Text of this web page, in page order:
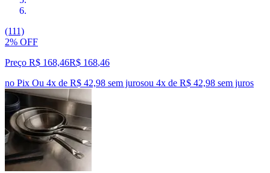
(111)
2% OFF
Preço R$ 168,46R$ 168,46
no Pix Ou 4x de R$ 42,98 sem jurosou 4x de R$ 42,98 sem juros